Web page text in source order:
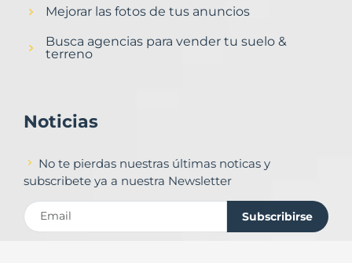
Mejorar las fotos de tus anuncios
Busca agencias para vender tu suelo &
terreno
Noticias
No te pierdas nuestras últimas noticas y
subscribete ya a nuestra Newsletter
Subscribirse